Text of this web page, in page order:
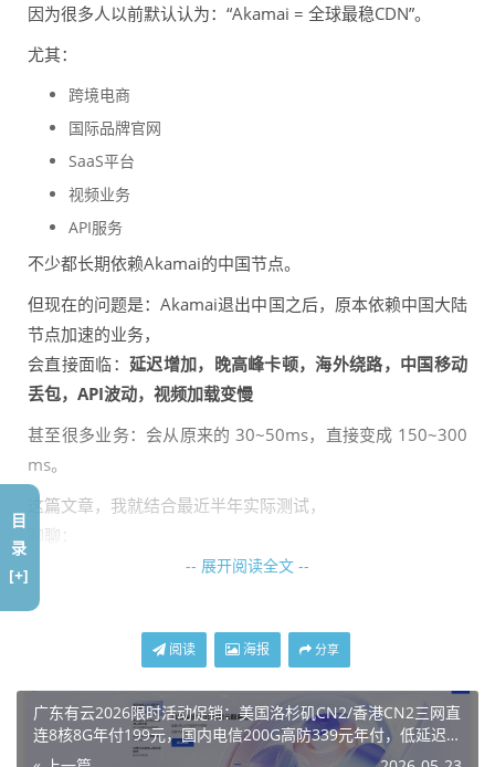
因为很多人以前默认认为：“Akamai = 全球最稳CDN”。
尤其：
跨境电商
国际品牌官网
SaaS平台
视频业务
API服务
不少都长期依赖Akamai的中国节点。
但现在的问题是：Akamai退出中国之后，原本依赖中国大陆
节点加速的业务，
会直接面临： 延迟增加，晚高峰卡顿，海外绕路，中国移动
丢包，API波动，视频加载变慢
甚至很多业务：会从原来的 30~50ms，直接变成 150~300
ms。
这篇文章，我就结合最近半年实际测试，
聊聊：
Akamai退出中国到底影响有多大
现在有哪些高防CDN正在承接大陆业务
哪些方案更适合中国用户
哪些CDN更适合跨境、Web3、API项目
Akamai为什么退出中国？
-- 展开阅读全文 --
阅读 海报 分享
广东有云2026限时活动促销：美国洛杉矶CN2/香港CN2三网直
连8核8G年付199元，国内电信200G高防339元年付，低延迟三
网优化直连线路，续费同价！
目
录
[+]